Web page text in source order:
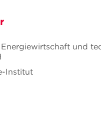
und
Institut